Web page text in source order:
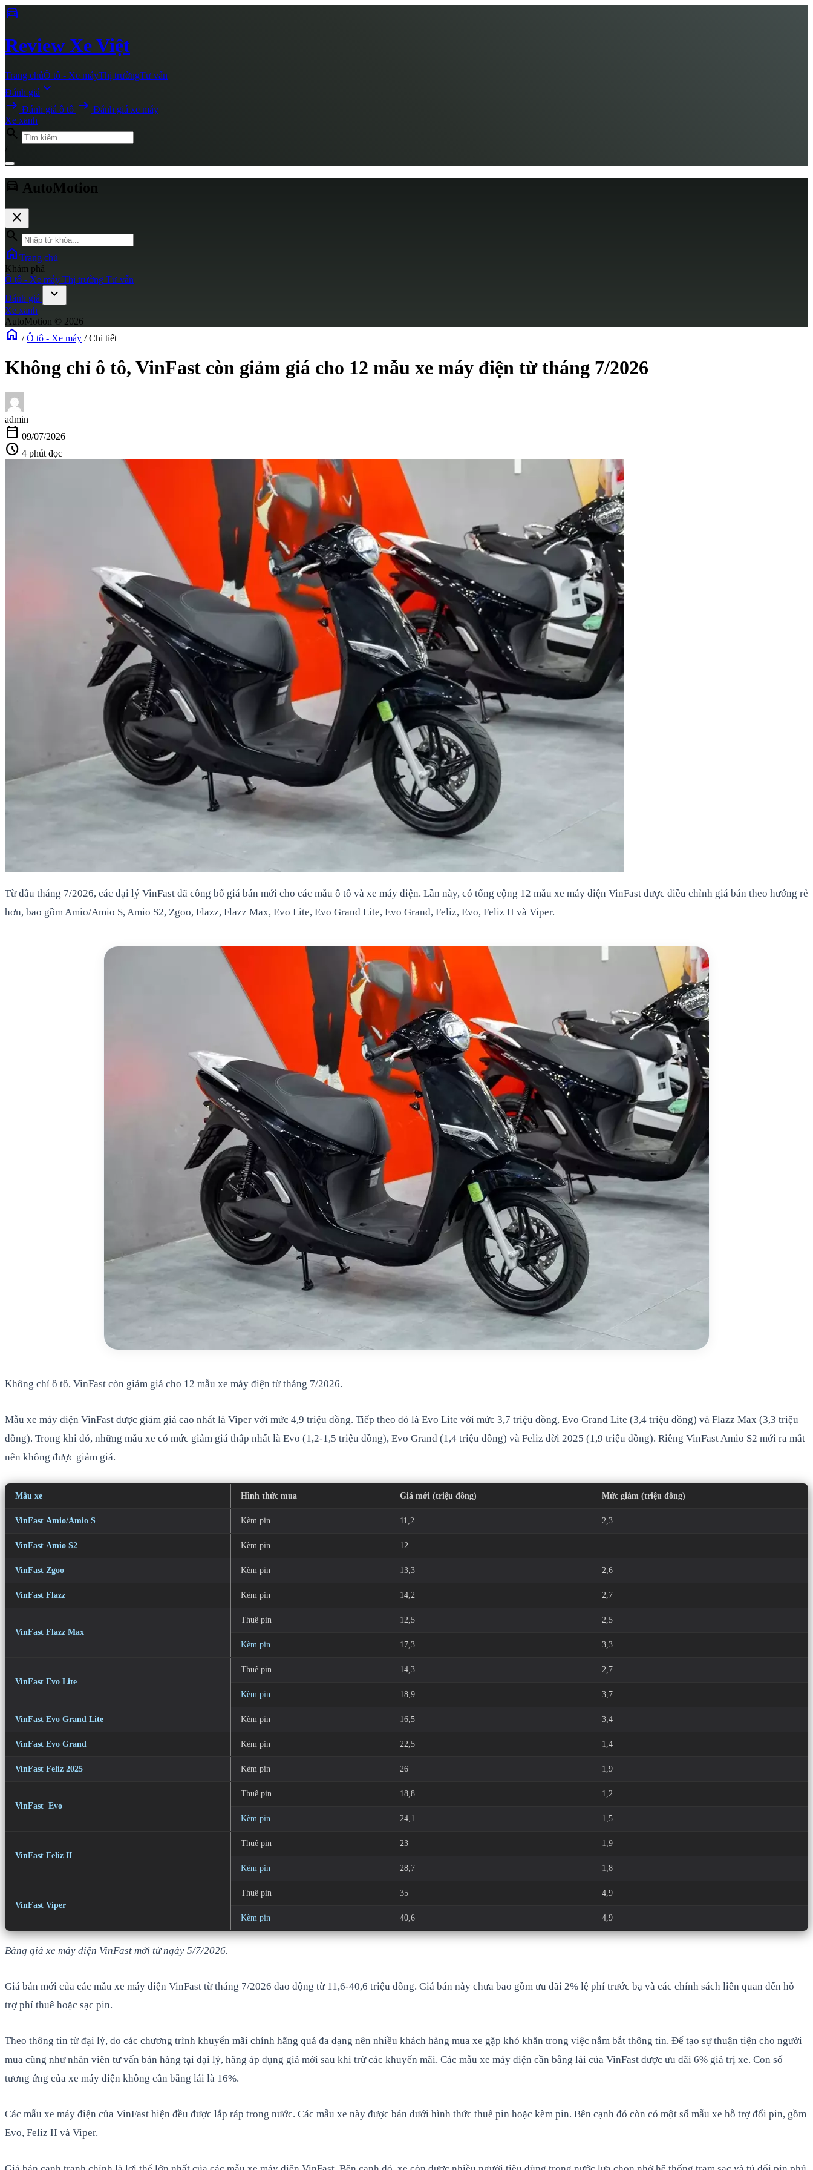
directions_car
Review Xe Việt
Trang chủÔ tô - Xe máyThị trườngTư vấn
Đánh giá expand_more
arrow_right_alt Đánh giá ô tô arrow_right_alt Đánh giá xe máy
Xe xanh
search
directions_car AutoMotion
close
search
home Trang chủ
Khám phá
Ô tô - Xe máy Thị trường Tư vấn
Đánh giá
expand_more
Xe xanh
AutoMotion © 2026
home / Ô tô - Xe máy / Chi tiết
Không chỉ ô tô, VinFast còn giảm giá cho 12 mẫu xe máy điện từ tháng 7/2026
admin
calendar_today 09/07/2026
schedule 4 phút đọc
Từ đầu tháng 7/2026, các đại lý VinFast đã công bố giá bán mới cho các mẫu ô tô và xe máy điện. Lần này, có tổng cộng 12 mẫu xe máy điện VinFast được điều chỉnh giá bán theo hướng rẻ
hơn, bao gồm Amio/Amio S, Amio S2, Zgoo, Flazz, Flazz Max, Evo Lite, Evo Grand Lite, Evo Grand, Feliz, Evo, Feliz II và Viper.
Không chỉ ô tô, VinFast còn giảm giá cho 12 mẫu xe máy điện từ tháng 7/2026.
Mẫu xe máy điện VinFast được giảm giá cao nhất là Viper với mức 4,9 triệu đồng. Tiếp theo đó là Evo Lite với mức 3,7 triệu đồng, Evo Grand Lite (3,4 triệu đồng) và Flazz Max (3,3 triệu
đồng). Trong khi đó, những mẫu xe có mức giảm giá thấp nhất là Evo (1,2-1,5 triệu đồng), Evo Grand (1,4 triệu đồng) và Feliz đời 2025 (1,9 triệu đồng). Riêng VinFast Amio S2 mới ra mắt
nên không được giảm giá.
Mẫu xe Hình thức mua Giá mới (triệu đồng) Mức giảm (triệu đồng)
VinFast Amio/Amio S Kèm pin 11,2 2,3
VinFast Amio S2 Kèm pin 12 –
VinFast Zgoo Kèm pin 13,3 2,6
VinFast Flazz Kèm pin 14,2 2,7
VinFast Flazz Max
Thuê pin 12,5 2,5
Kèm pin 17,3 3,3
VinFast Evo Lite
Thuê pin 14,3 2,7
Kèm pin 18,9 3,7
VinFast Evo Grand Lite Kèm pin 16,5 3,4
VinFast Evo Grand Kèm pin 22,5 1,4
VinFast Feliz 2025 Kèm pin 26 1,9
VinFast Evo
Thuê pin 18,8 1,2
Kèm pin 24,1 1,5
VinFast Feliz II
Thuê pin 23 1,9
Kèm pin 28,7 1,8
VinFast Viper
Thuê pin 35 4,9
Kèm pin 40,6 4,9
Bảng giá xe máy điện VinFast mới từ ngày 5/7/2026.
Giá bán mới của các mẫu xe máy điện VinFast từ tháng 7/2026 dao động từ 11,6-40,6 triệu đồng. Giá bán này chưa bao gồm ưu đãi 2% lệ phí trước bạ và các chính sách liên quan đến hỗ
trợ phí thuê hoặc sạc pin.
Theo thông tin từ đại lý, do các chương trình khuyến mãi chính hãng quá đa dạng nên nhiều khách hàng mua xe gặp khó khăn trong việc nắm bắt thông tin. Để tạo sự thuận tiện cho người
mua cũng như nhân viên tư vấn bán hàng tại đại lý, hãng áp dụng giá mới sau khi trừ các khuyến mãi. Các mẫu xe máy điện cần bằng lái của VinFast được ưu đãi 6% giá trị xe. Con số
tương ứng của xe máy điện không cần bằng lái là 16%.
Các mẫu xe máy điện của VinFast hiện đều được lắp ráp trong nước. Các mẫu xe này được bán dưới hình thức thuê pin hoặc kèm pin. Bên cạnh đó còn có một số mẫu xe hỗ trợ đổi pin, gồm
Evo, Feliz II và Viper.